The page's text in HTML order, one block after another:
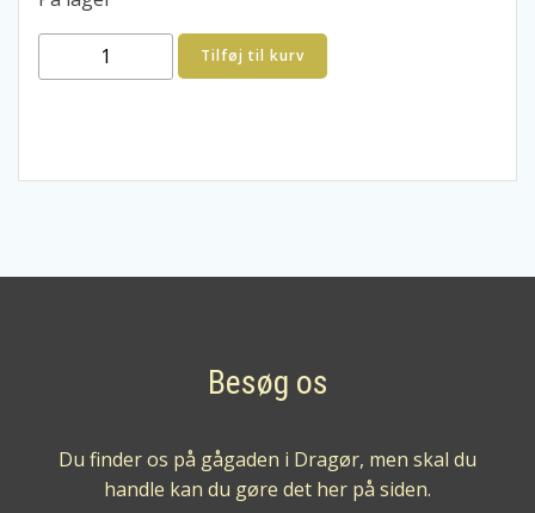
svenske
Tilføj til kurv
Besøg os
Du finder os på gågaden i Dragør, men skal du
handle kan du gøre det her på siden.